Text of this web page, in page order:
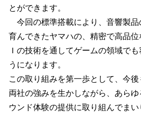
とができます。
今回の標準搭載により、音響製品
育んできたヤマハの、精密で高品位
Ｉの技術を通してゲームの領域で
うになります。
この取り組みを第一歩として、今
両社の強みを生かしながら、あら
ウンド体験の提供に取り組んでまい